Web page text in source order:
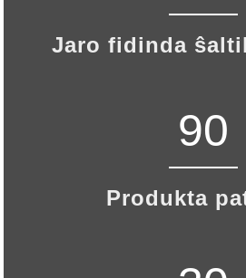
Jaro fidinda
90
Produkta